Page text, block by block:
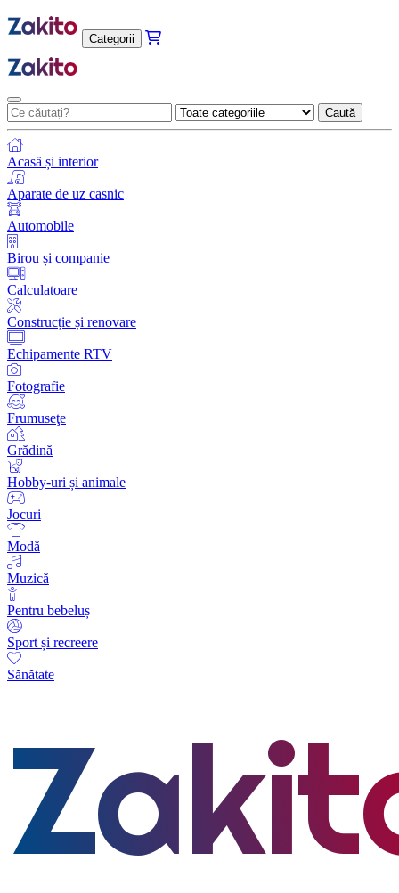
Categorii
Caută
Acasă și interior
Aparate de uz casnic
Automobile
Birou și companie
Calculatoare
Construcție și renovare
Echipamente RTV
Fotografie
Frumuseţe
Grădină
Hobby-uri și animale
Jocuri
Modă
Muzică
Pentru bebeluș
Sport și recreere
Sănătate